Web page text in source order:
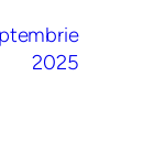
2025